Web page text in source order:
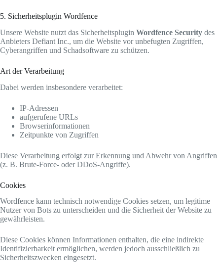
5. Sicherheitsplugin Wordfence
Unsere Website nutzt das Sicherheitsplugin Wordfence Security des
Anbieters Defiant Inc., um die Website vor unbefugten Zugriffen,
Cyberangriffen und Schadsoftware zu schützen.
Art der Verarbeitung
Dabei werden insbesondere verarbeitet:
IP-Adressen
aufgerufene URLs
Browserinformationen
Zeitpunkte von Zugriffen
Diese Verarbeitung erfolgt zur Erkennung und Abwehr von Angriffen
(z. B. Brute-Force- oder DDoS-Angriffe).
Cookies
Wordfence kann technisch notwendige Cookies setzen, um legitime
Nutzer von Bots zu unterscheiden und die Sicherheit der Website zu
gewährleisten.
Diese Cookies können Informationen enthalten, die eine indirekte
Identifizierbarkeit ermöglichen, werden jedoch ausschließlich zu
Sicherheitszwecken eingesetzt.